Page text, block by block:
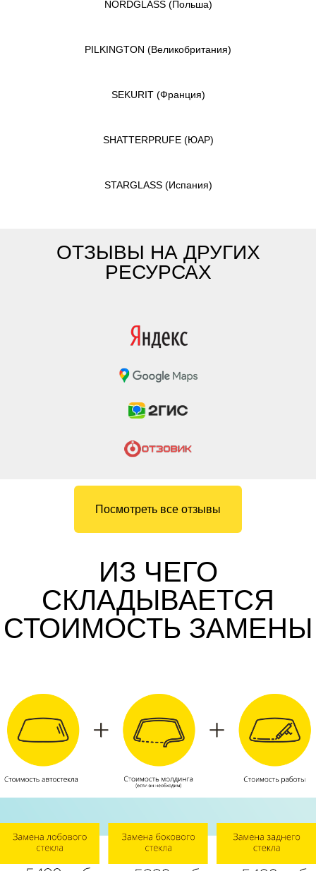
NORDGLASS (Польша)
PILKINGTON (Великобритания)
SEKURIT (Франция)
SHATTERPRUFE (ЮАР)
STARGLASS (Испания)
ОТЗЫВЫ НА ДРУГИХ
РЕСУРСАХ
Посмотреть все отзывы
ИЗ ЧЕГО
СКЛАДЫВАЕТСЯ
СТОИМОСТЬ ЗАМЕНЫ